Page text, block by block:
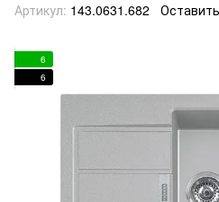
Артикул: 143.0631.682
6
6